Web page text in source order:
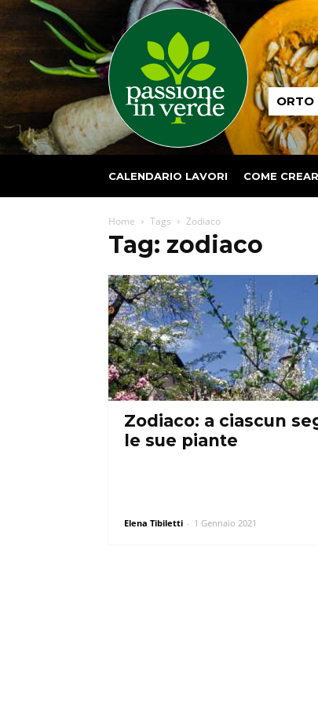
Passione
in ORTO
CALENDARIO LAVORI COME
Home Tags Zodiaco
Tag: zodiaco
Zodiaco: a ciascun
le sue piante
Elena Tibiletti - 1 Gennaio 2021